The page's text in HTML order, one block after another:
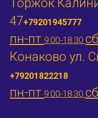
47+79201945777
пн-пт 9:00-18:30
Конаково ул.
+79201822218
пн-пт 9:00-18:30